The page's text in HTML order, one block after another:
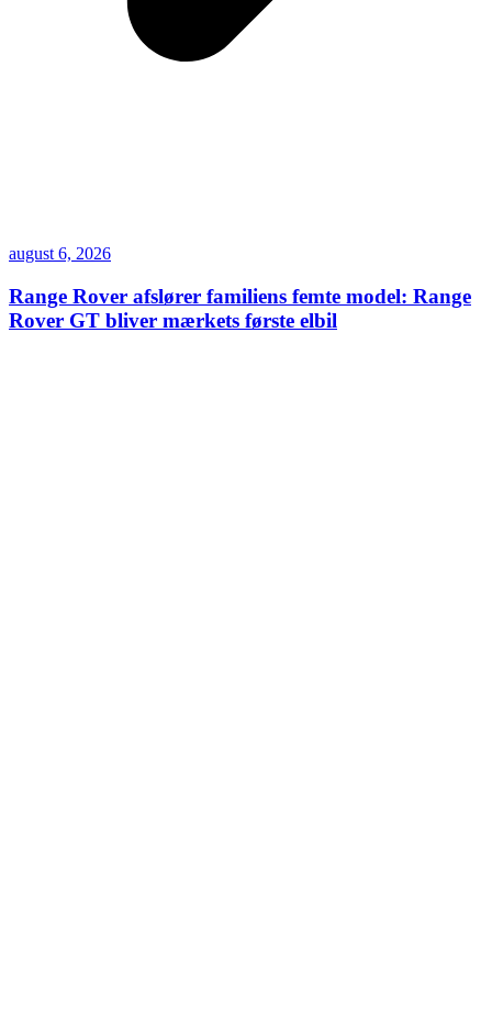
august 6, 2026
Range Rover afslører familiens femte model: Range
Rover GT bliver mærkets første elbil